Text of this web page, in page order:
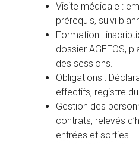
Visite médicale :
prérequis, suivi
Formation :
dossier AGEFOS,
des sessions.
Obligations :
effectifs, registre
Gestion des
contrats, relevés
entrées et sorties.